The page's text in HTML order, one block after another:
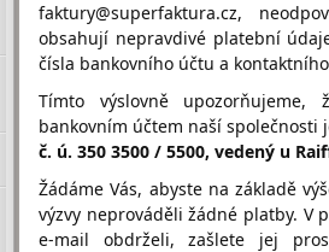
Hodnocení firmy ZŠ A MŠ Dolní
Habartice od návštěvníků
Firma doposud nasbírala:
0 Bodů
1 Bod
faktury@superfaktura.cz,
obsahují nepravdivé platební
čísla bankovního účtu a
Tímto výslovně upozorňujeme,
bankovním účtem naší společnosti
č. ú. 350 3500 / 5500, vedený u
Žádáme Vás, abyste na základě
výzvy neprováděli žádné platby. V
e-mail obdrželi, zašlete jej